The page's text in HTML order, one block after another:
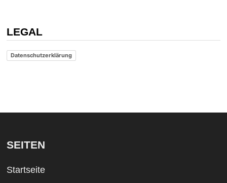
LEGAL
Datenschutzerklärung
SEITEN
Startseite